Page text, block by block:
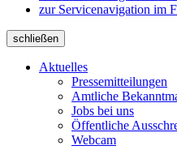
zur Servicenavigation im
schließen
Aktuelles
Pressemitteilungen
Amtliche
Jobs bei uns
Öffentliche
Webcam